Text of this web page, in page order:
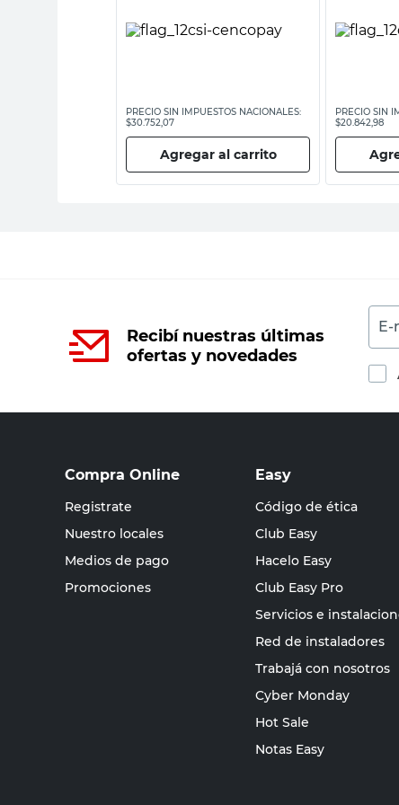
PRECIO SIN IMPUESTOS NACIONALES:
$30.752,07
Agregar al carrito
PRECIO SIN
$20.842,98
Recibí nuestras últimas
ofertas y novedades
E-
Compra Online
Registrate
Nuestro locales
Medios de pago
Promociones
Easy
Código de ética
Club Easy
Hacelo Easy
Club Easy Pro
Servicios e
Red de instaladores
Trabajá con nosotros
Cyber Monday
Hot Sale
Notas Easy